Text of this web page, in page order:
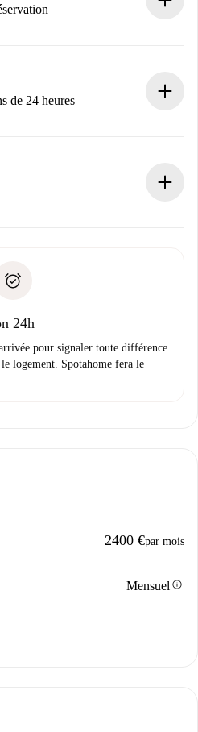
rien tant que le propriétaire
de 24 heures
et nous vous proposerons
n'est signalé.
24h
pour signaler toute différence
logement. Spotahome fera le
2400 €par mois
Mensuel info